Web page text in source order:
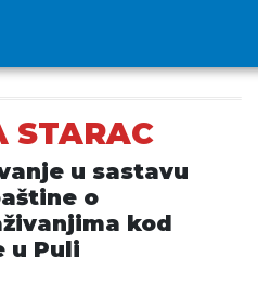
STARAC
u sastavu
o
kod
u Puli